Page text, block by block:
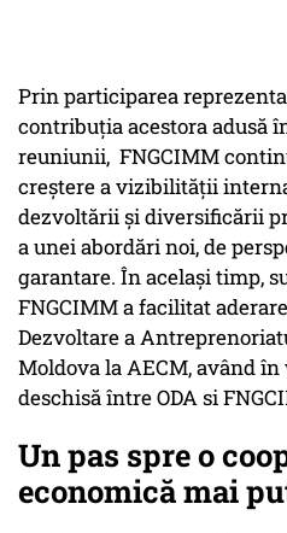
Prin participarea
contribuția acestora adusă
reuniunii, FNGCIMM
creștere a vizibilității
dezvoltării și diversificării
a unei abordări noi, de
garantare. În același timp,
FNGCIMM a facilitat
Dezvoltare a
Moldova la AECM, având în
deschisă între ODA si
Un pas spre o
economică mai